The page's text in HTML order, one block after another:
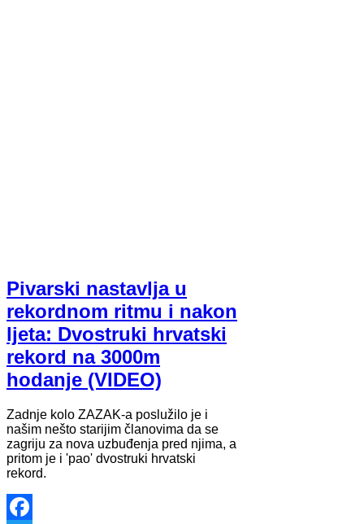
Pivarski nastavlja u
rekordnom ritmu i nakon
ljeta: Dvostruki hrvatski
rekord na 3000m
hodanje (VIDEO)
Zadnje kolo ZAZAK-a poslužilo je i
našim nešto starijim članovima da se
zagriju za nova uzbuđenja pred njima, a
pritom je i 'pao' dvostruki hrvatski
rekord.